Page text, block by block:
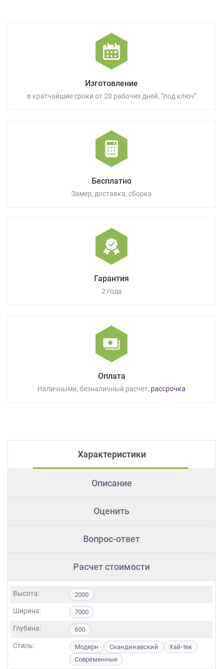
Изготовление
в кратчайшие сроки от 20 рабочих дней, “под ключ”
Бесплатно
Замер, доставка, сборка
Гарантия
2 года
Оплата
Наличными, безналичный расчет, рассрочка
Характеристики
Описание
Оценить
Вопрос-ответ
Расчет стоимости
Высота: 2000
Ширина: 7000
Глубина: 600
Стиль: Модерн Скандинавский
Хай-тек
Современные